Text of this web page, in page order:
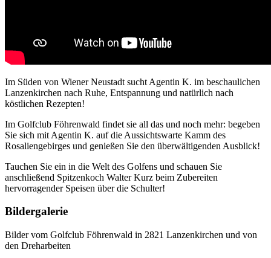
Im Süden von Wiener Neustadt sucht Agentin K. im beschaulichen
Lanzenkirchen nach Ruhe, Entspannung und natürlich nach
köstlichen Rezepten!
Im Golfclub Föhrenwald findet sie all das und noch mehr: begeben
Sie sich mit Agentin K. auf die Aussichtswarte Kamm des
Rosaliengebirges und genießen Sie den überwältigenden Ausblick!
Tauchen Sie ein in die Welt des Golfens und schauen Sie
anschließend Spitzenkoch Walter Kurz beim Zubereiten
hervorragender Speisen über die Schulter!
Bildergalerie
Bilder vom Golfclub Föhrenwald in 2821 Lanzenkirchen und von
den Dreharbeiten